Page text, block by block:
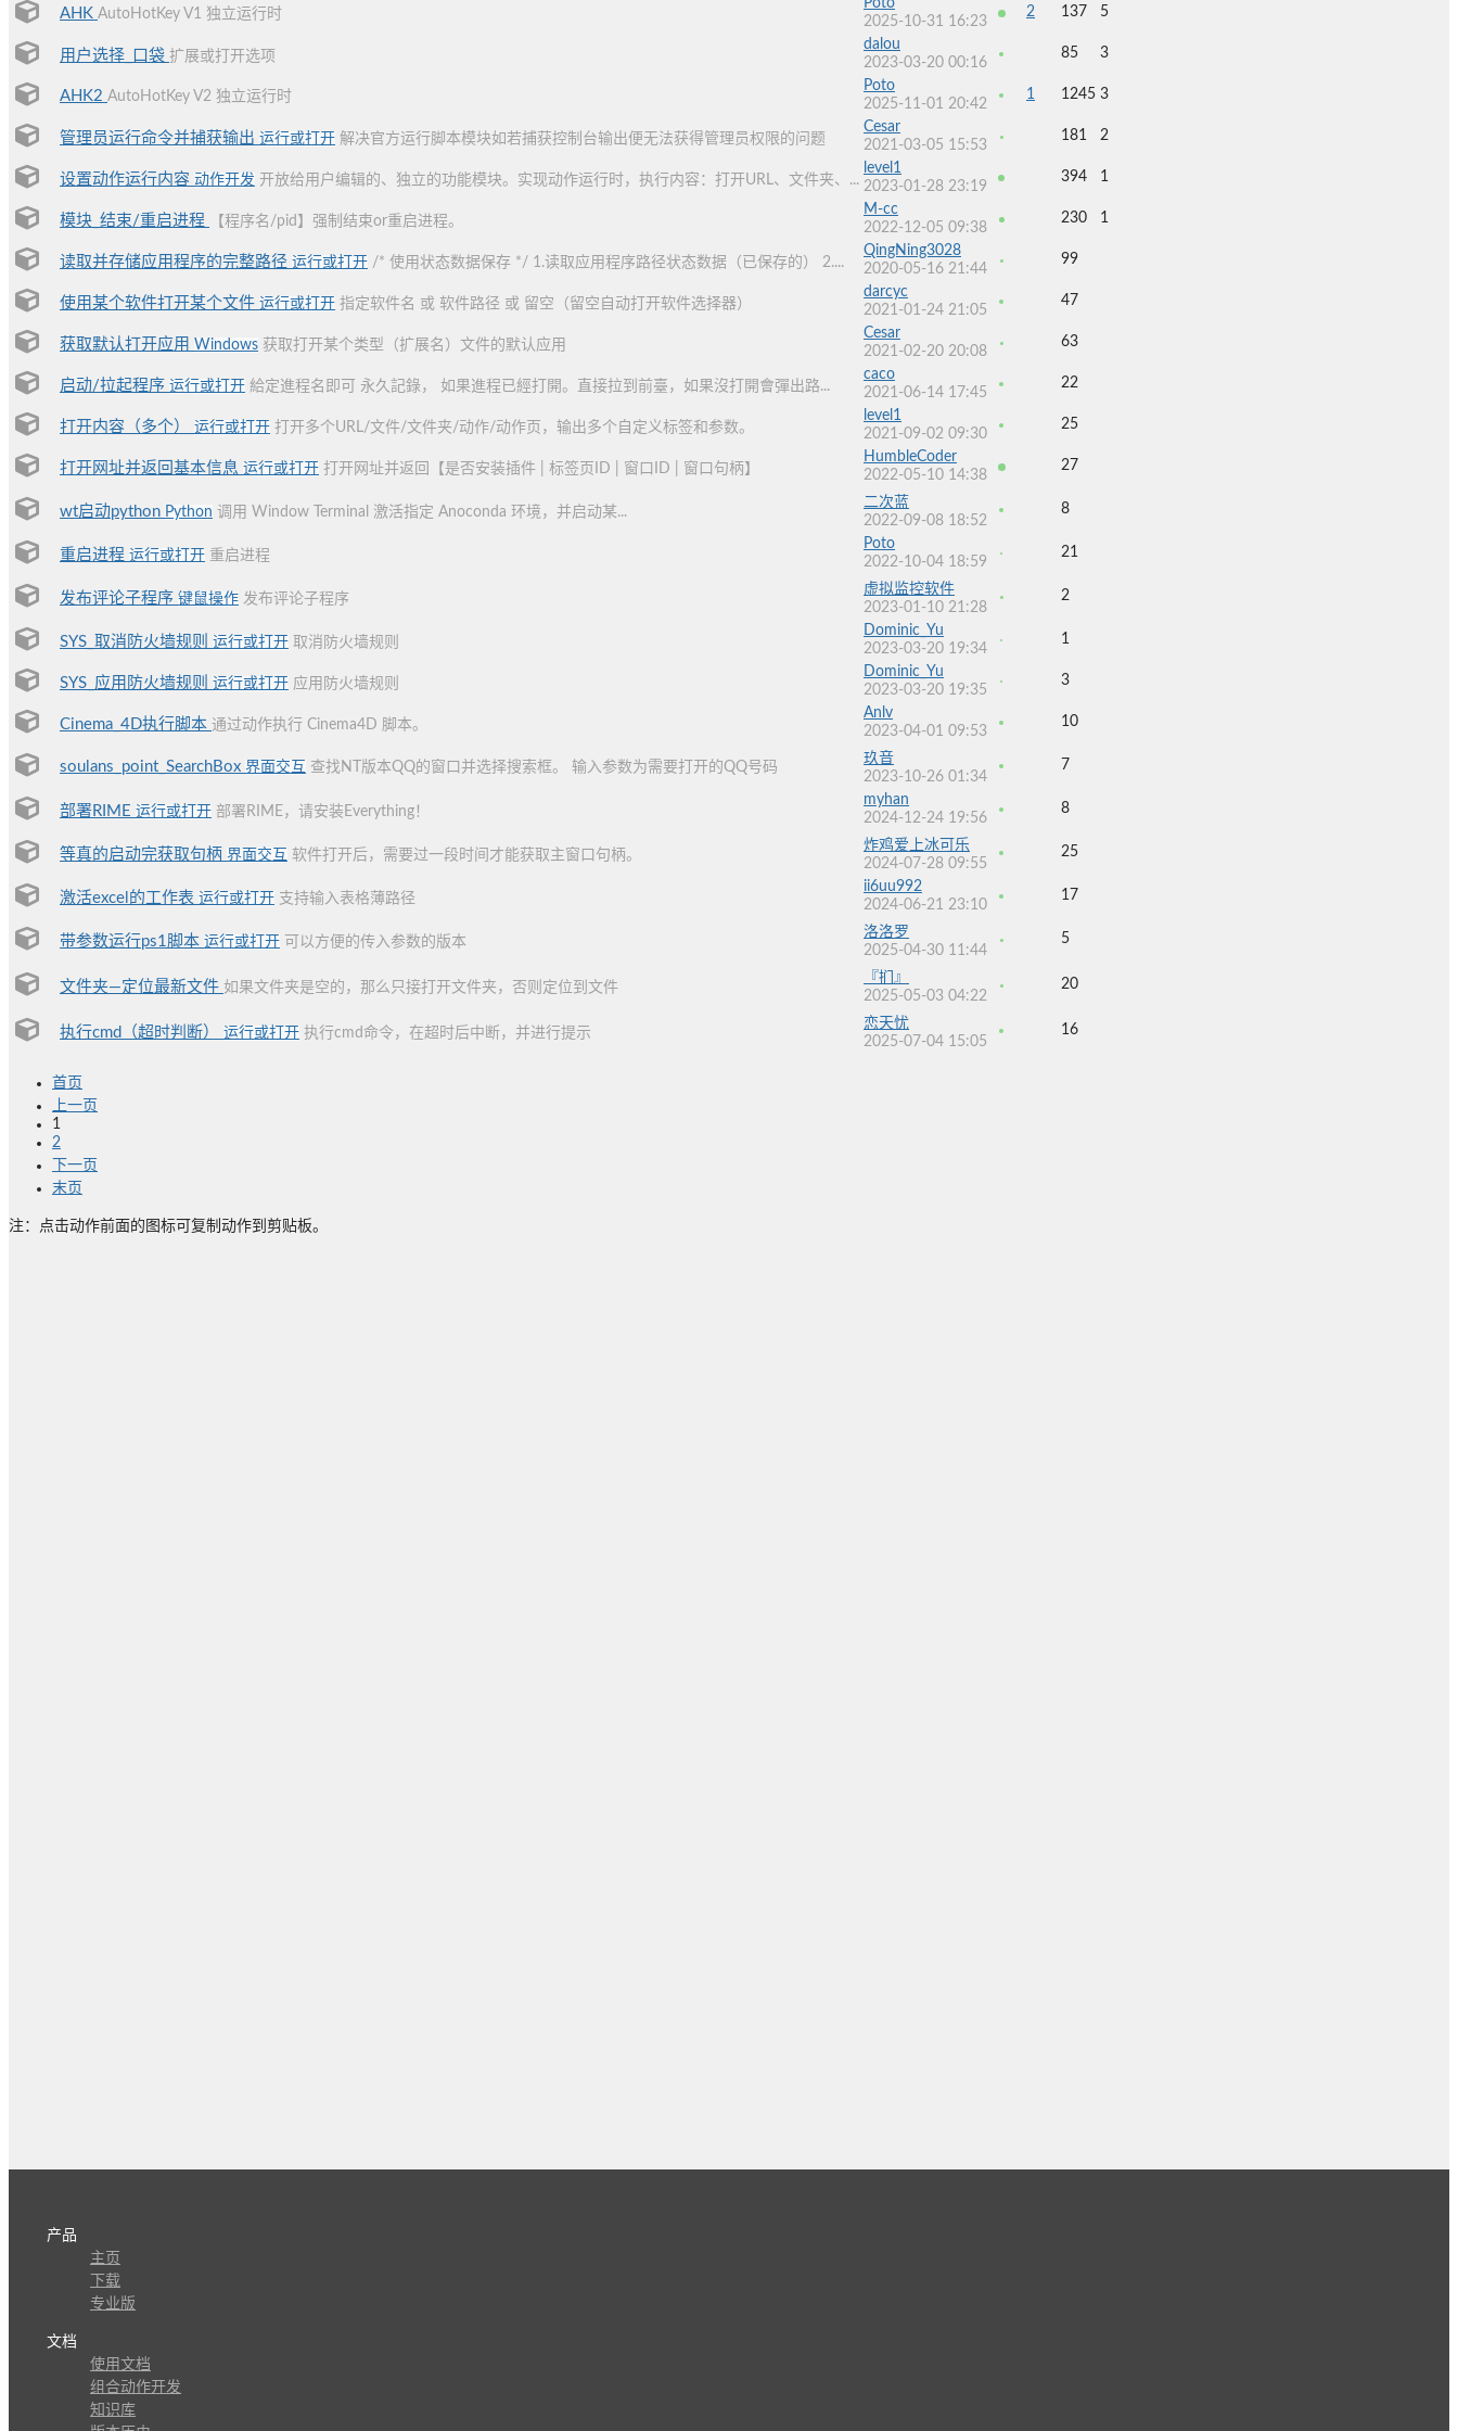
AHK AutoHotKey V1 独立运行时
Poto
2025-10-31 16:23
2 137 5
用户选择_口袋 扩展或打开选项
dalou
2023-03-20 00:16
85 3
AHK2 AutoHotKey V2 独立运行时
Poto
2025-11-01 20:42
1 1245 3
管理员运行命令并捕获输出 运行或打开 解决官方运行脚本模块如若捕获控制台输出便无法获得管理员权限的问题
Cesar
2021-03-05 15:53
181 2
设置动作运行内容 动作开发 开放给用户编辑的、独立的功能模块。实现动作运行时，执行内容：打开URL、文件夹、...
level1
2023-01-28 23:19
394 1
模块_结束/重启进程 【程序名/pid】强制结束or重启进程。
M-cc
2022-12-05 09:38
230 1
读取并存储应用程序的完整路径 运行或打开 /* 使用状态数据保存 */ 1.读取应用程序路径状态数据（已保存的） 2....
QingNing3028
2020-05-16 21:44
99
使用某个软件打开某个文件 运行或打开 指定软件名 或 软件路径 或 留空（留空自动打开软件选择器）
darcyc
2021-01-24 21:05
47
获取默认打开应用 Windows 获取打开某个类型（扩展名）文件的默认应用
Cesar
2021-02-20 20:08
63
启动/拉起程序 运行或打开 給定進程名即可 永久記錄， 如果進程已經打開。直接拉到前臺，如果沒打開會彈出路...
caco
2021-06-14 17:45
22
打开内容（多个） 运行或打开 打开多个URL/文件/文件夹/动作/动作页，输出多个自定义标签和参数。
level1
2021-09-02 09:30
25
打开网址并返回基本信息 运行或打开 打开网址并返回【是否安装插件 | 标签页ID | 窗口ID | 窗口句柄】
HumbleCoder
2022-05-10 14:38
27
wt启动python Python 调用 Window Terminal 激活指定 Anoconda 环境，并启动某...
二次蓝
2022-09-08 18:52
8
重启进程 运行或打开 重启进程
Poto
2022-10-04 18:59
21
发布评论子程序 键鼠操作 发布评论子程序
虚拟监控软件
2023-01-10 21:28
2
SYS_取消防火墙规则 运行或打开 取消防火墙规则
Dominic_Yu
2023-03-20 19:34
1
SYS_应用防火墙规则 运行或打开 应用防火墙规则
Dominic_Yu
2023-03-20 19:35
3
Cinema_4D执行脚本 通过动作执行 Cinema4D 脚本。
Anlv
2023-04-01 09:53
10
soulans_point_SearchBox 界面交互 查找NT版本QQ的窗口并选择搜索框。 输入参数为需要打开的QQ号码
玖音
2023-10-26 01:34
7
部署RIME 运行或打开 部署RIME，请安装Everything！
myhan
2024-12-24 19:56
8
等真的启动完获取句柄 界面交互 软件打开后，需要过一段时间才能获取主窗口句柄。
炸鸡爱上冰可乐
2024-07-28 09:55
25
激活excel的工作表 运行或打开 支持输入表格薄路径
ii6uu992
2024-06-21 23:10
17
带参数运行ps1脚本 运行或打开 可以方便的传入参数的版本
洛洛罗
2025-04-30 11:44
5
文件夹—定位最新文件 如果文件夹是空的，那么只接打开文件夹，否则定位到文件
『扪』
2025-05-03 04:22
20
执行cmd（超时判断） 运行或打开 执行cmd命令，在超时后中断，并进行提示
恋天忧
2025-07-04 15:05
16
首页
上一页
1
2
下一页
末页
注：点击动作前面的图标可复制动作到剪贴板。
产品
主页
下载
专业版
文档
使用文档
组合动作开发
知识库